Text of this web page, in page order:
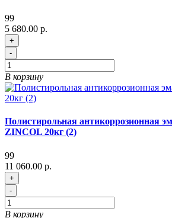
99
5 680.00 р.
+
-
В корзину
Полистирольная антикоррозионная
ZINCOL 20кг (2)
99
11 060.00 р.
+
-
В корзину